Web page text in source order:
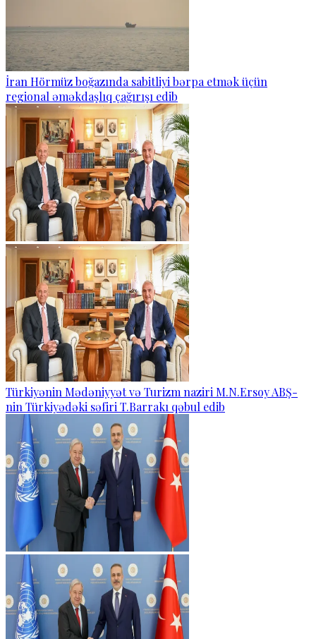
İran Hörmüz boğazında sabitliyi bərpa etmək üçün
regional əməkdaşlıq çağırışı edib
Türkiyənin Mədəniyyət və Turizm naziri M.N.Ersoy ABŞ-
nin Türkiyədəki səfiri T.Barrakı qəbul edib